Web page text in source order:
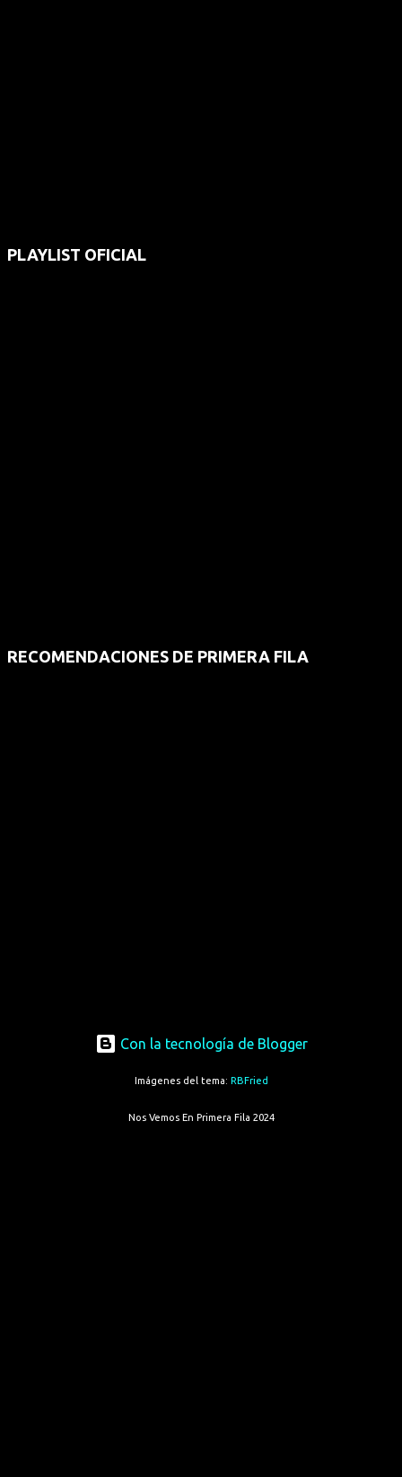
PLAYLIST OFICIAL
RECOMENDACIONES DE PRIMERA FILA
Con la tecnología de Blogger
Imágenes del tema: RBFried
Nos Vemos En Primera Fila 2024